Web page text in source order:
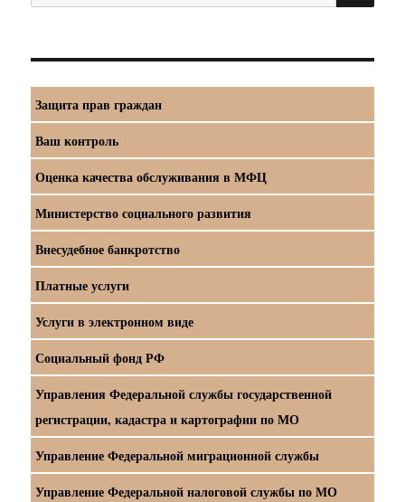
Защита прав граждан
Ваш контроль
Оценка качества обслуживания в МФЦ
Министерство социального развития
Внесудебное банкротство
Платные услуги
Услуги в электронном виде
Социальный фонд РФ
Управления Федеральной службы государственной
регистрации, кадастра и картографии по МО
Управление Федеральной миграционной службы
Управление Федеральной налоговой службы по МО